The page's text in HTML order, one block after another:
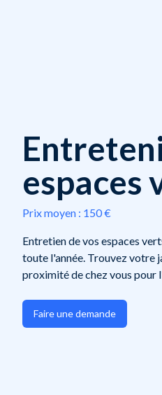
espaces
Prix moyen : 150 €
Entretien de vos espaces
toute l'année. Trouvez votre
proximité de chez vous pour
Faire une demande